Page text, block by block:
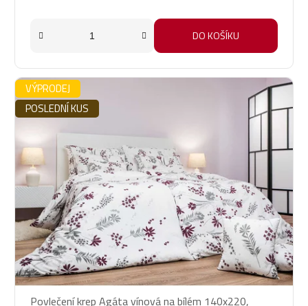
DO KOŠÍKU
VÝPRODEJ
POSLEDNÍ KUS
Povlečení krep Agáta vínová na bílém 140x220,